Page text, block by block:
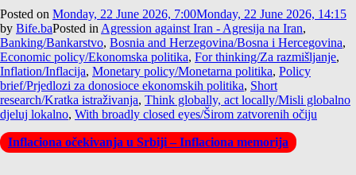
Posted on Monday, 22 June 2026, 7:00Monday, 22 June 2026, 14:15
by Bife.baPosted in Agression against Iran - Agresija na Iran,
Banking/Bankarstvo, Bosnia and Herzegovina/Bosna i Hercegovina,
Economic policy/Ekonomska politika, For thinking/Za razmišljanje,
Inflation/Inflacija, Monetary policy/Monetarna politika, Policy
brief/Prjedlozi za donosioce ekonomskih politika, Short
research/Kratka istraživanja, Think globally, act locally/Misli globalno
djeluj lokalno, With broadly closed eyes/Širom zatvorenih očiju
Inflaciona očekivanja u Srbiji – Inflaciona memorija